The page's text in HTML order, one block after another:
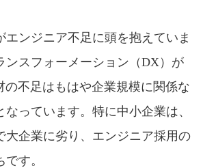
エンジニア不足に頭を抱えていま
ンスフォーメーション（DX）が
の不足はもはや企業規模に関係な
なっています。特に中小企業は、
大企業に劣り、エンジニア採用の
す。